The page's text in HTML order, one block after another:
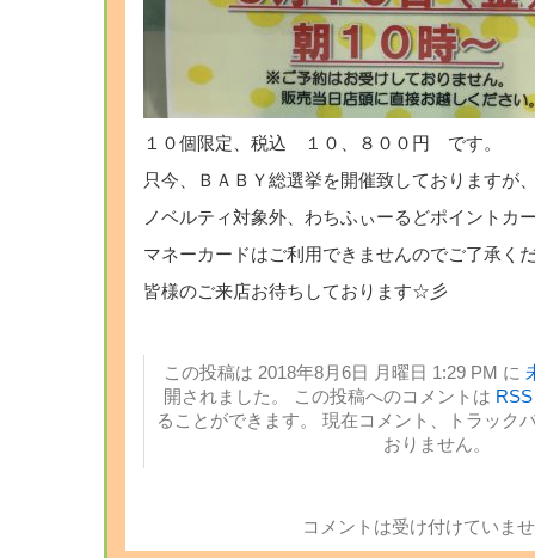
１０個限定、税込 １０、８００円 です。
只今、ＢＡＢＹ総選挙を開催致しておりますが
ノベルティ対象外、わちふぃーるどポイントカ
マネーカードはご利用できませんのでご了承く
皆様のご来店お待ちしております☆彡
この投稿は 2018年8月6日 月曜日 1:29 PM に
開されました。 この投稿へのコメントは
ることができます。 現在コメント、トラック
おりません。
コメントは受け付けていま